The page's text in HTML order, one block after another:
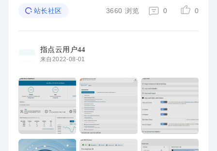
站长社区 3660 浏览 0 0
指点云用户44
来自2022-08-01